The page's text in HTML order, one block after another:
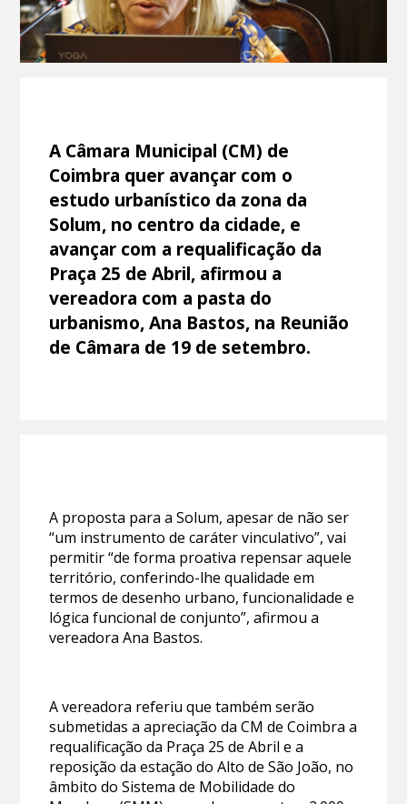
A Câmara Municipal (CM) de
Coimbra quer avançar com o
estudo urbanístico da zona da
Solum, no centro da cidade, e
avançar com a requalificação da
Praça 25 de Abril, afirmou a
vereadora com a pasta do
urbanismo, Ana Bastos, na Reunião
de Câmara de 19 de setembro.
A proposta para a Solum, apesar de não ser
“um instrumento de caráter vinculativo”, vai
permitir “de forma proativa repensar aquele
território, conferindo-lhe qualidade em
termos de desenho urbano, funcionalidade e
lógica funcional de conjunto”, afirmou a
vereadora Ana Bastos.
A vereadora referiu que também serão
submetidas a apreciação da CM de Coimbra a
requalificação da Praça 25 de Abril e a
reposição da estação do Alto de São João, no
âmbito do Sistema de Mobilidade do